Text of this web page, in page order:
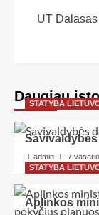
UT
Daugiau
STATYBA
admin
7
STATYBA
Aplinkos